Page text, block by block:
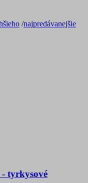
/najpredávanejšie
tyrkysové